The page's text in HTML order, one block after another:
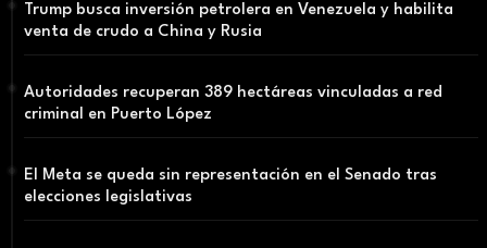
Trump busca inversión petrolera en Venezuela y habilita
venta de crudo a China y Rusia
Autoridades recuperan 389 hectáreas vinculadas a red
criminal en Puerto López
El Meta se queda sin representación en el Senado tras
elecciones legislativas